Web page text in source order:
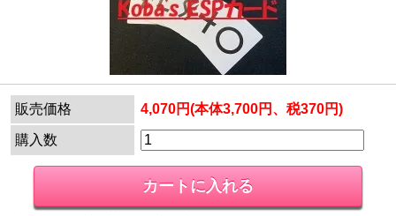
販売価格 4,070円(本体3,700円、税370円)
購入数